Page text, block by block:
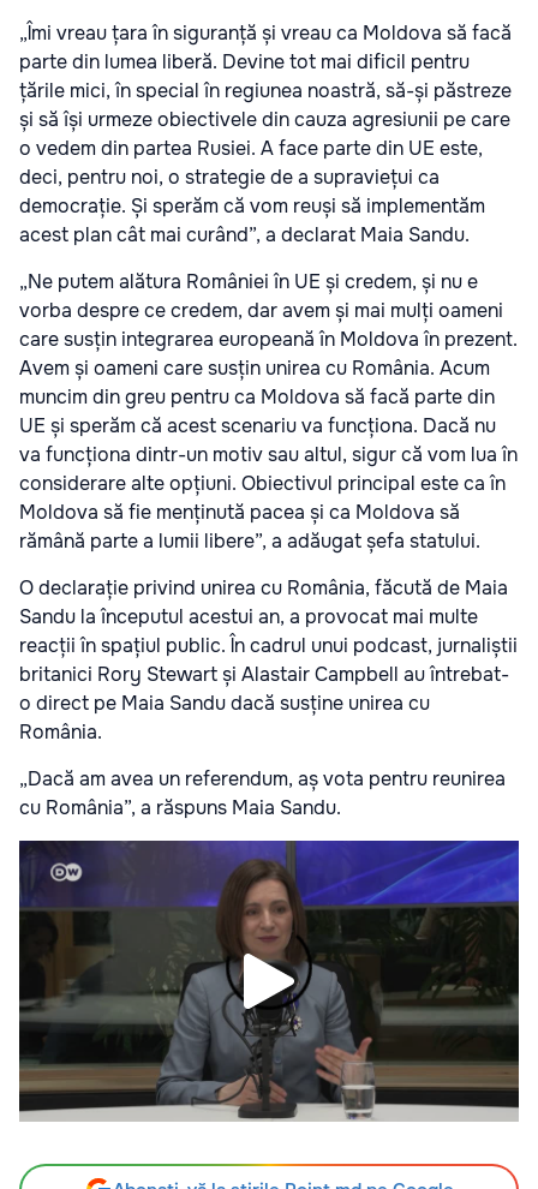
„Îmi vreau țara în siguranță și vreau ca Moldova să facă
parte din lumea liberă. Devine tot mai dificil pentru
țările mici, în special în regiunea noastră, să-și păstreze
și să își urmeze obiectivele din cauza agresiunii pe care
o vedem din partea Rusiei. A face parte din UE este,
deci, pentru noi, o strategie de a supraviețui ca
democrație. Și sperăm că vom reuși să implementăm
acest plan cât mai curând”, a declarat Maia Sandu.
„Ne putem alătura României în UE și credem, și nu e
vorba despre ce credem, dar avem și mai mulți oameni
care susțin integrarea europeană în Moldova în prezent.
Avem și oameni care susțin unirea cu România. Acum
muncim din greu pentru ca Moldova să facă parte din
UE și sperăm că acest scenariu va funcționa. Dacă nu
va funcționa dintr-un motiv sau altul, sigur că vom lua în
considerare alte opțiuni. Obiectivul principal este ca în
Moldova să fie menținută pacea și ca Moldova să
rămână parte a lumii libere”, a adăugat șefa statului.
O declarație privind unirea cu România, făcută de Maia
Sandu la începutul acestui an, a provocat mai multe
reacții în spațiul public. În cadrul unui podcast, jurnaliștii
britanici Rory Stewart și Alastair Campbell au întrebat-
o direct pe Maia Sandu dacă susține unirea cu
România.
„Dacă am avea un referendum, aș vota pentru reunirea
cu România”, a răspuns Maia Sandu.